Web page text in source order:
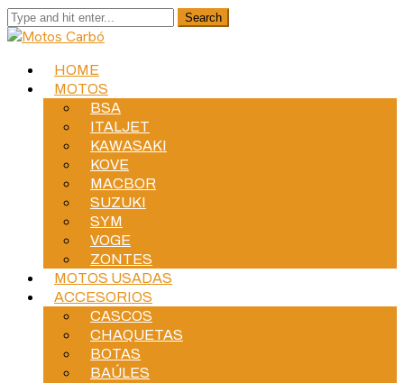
HOME
MOTOS
BSA
ITALJET
KAWASAKI
KOVE
MACBOR
SUZUKI
SYM
VOGE
ZONTES
MOTOS USADAS
ACCESORIOS
CASCOS
CHAQUETAS
BOTAS
BAÚLES